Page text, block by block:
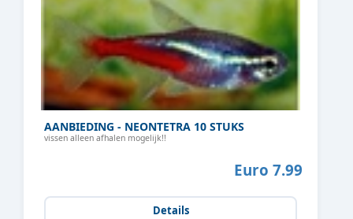
AANBIEDING - NEONTETRA 10 STUKS
vissen alleen afhalen mogelijk!!
Euro 7.99
Details